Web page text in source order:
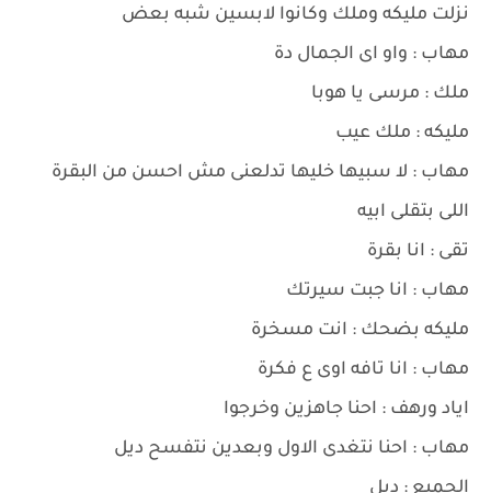
نزلت مليكه وملك وكانوا لابسين شبه بعض
مهاب : واو اى الجمال دة
ملك : مرسى يا هوبا
مليكه : ملك عيب
مهاب : لا سبيها خليها تدلعنى مش احسن من البقرة
اللى بتقلى ابيه
تقى : انا بقرة
مهاب : انا جبت سيرتك
مليكه بضحك : انت مسخرة
مهاب : انا تافه اوى ع فكرة
اياد ورهف : احنا جاهزين وخرجوا
مهاب : احنا نتغدى الاول وبعدين نتفسح ديل
الجميع : ديل